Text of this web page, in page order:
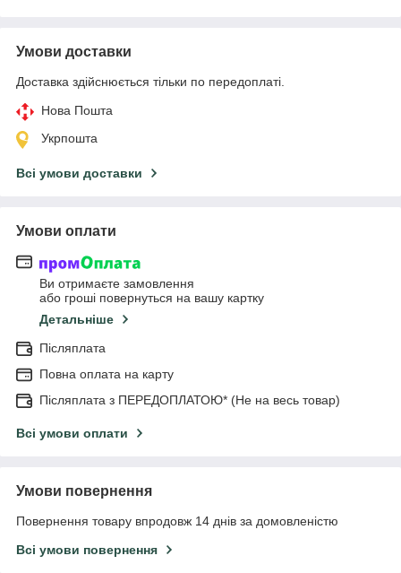
Умови доставки
Доставка здійснюється тільки по передоплаті.
Нова Пошта
Укрпошта
Всі умови доставки
Умови оплати
Ви отримаєте замовлення
або гроші повернуться на вашу картку
Детальніше
Післяплата
Повна оплата на карту
Післяплата з ПЕРЕДОПЛАТОЮ* (Не на весь товар)
Всі умови оплати
Умови повернення
Повернення товару впродовж 14 днів за домовленістю
Всі умови повернення